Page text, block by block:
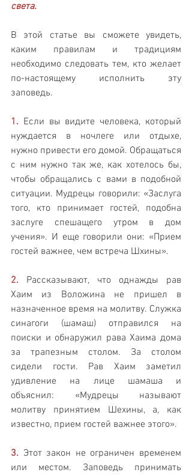
света.
В этой статье вы сможете увидеть,
каким правилам и традициям
необходимо следовать тем, кто желает
по-настоящему исполнить эту
заповедь.
1. Если вы видите человека, который
нуждается в ночлеге или отдыхе,
нужно привести его домой. Обращаться
с ним нужно так же, как хотелось бы,
чтобы обращались с вами в подобной
ситуации. Мудрецы говорили: «Заслуга
того, кто принимает гостей, подобна
заслуге спешащего утром в дом
учения». И еще говорили они: «Прием
гостей важнее, чем встреча Шхины».
2. Рассказывают, что однажды рав
Хаим из Воложина не пришел в
назначенное время на молитву. Служка
синагоги (шамаш) отправился на
поиски и обнаружил рава Хаима дома
за трапезным столом. За столом
сидели гости. Рав Хаим заметил
удивление на лице шамаша и
объяснил: «Мудрецы называют
молитву принятием Шехины, а, как
известно, прием гостей важнее этого».
3. Этот закон не ограничен временем
или местом. Заповедь принимать